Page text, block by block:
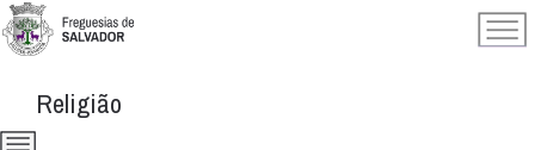
Religião